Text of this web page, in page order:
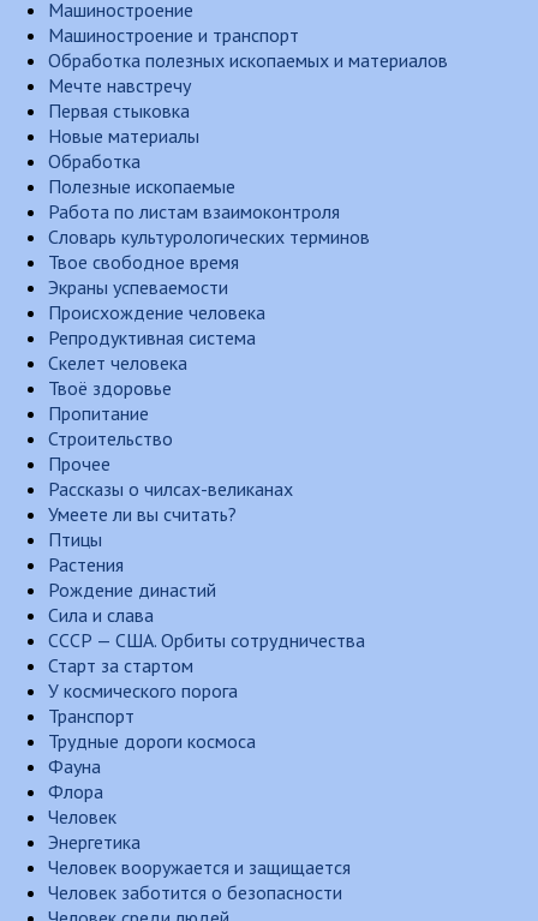
Машиностроение
Машиностроение и транспорт
Обработка полезных ископаемых и материалов
Мечте навстречу
Первая стыковка
Новые материалы
Обработка
Полезные ископаемые
Работа по листам взаимоконтроля
Словарь культурологических терминов
Твое свободное время
Экраны успеваемости
Происхождение человека
Репродуктивная система
Скелет человека
Твоё здоровье
Пропитание
Строительство
Прочее
Рассказы о чилсах-великанах
Умеете ли вы считать?
Птицы
Растения
Рождение династий
Сила и слава
СССР — США. Орбиты сотрудничества
Старт за стартом
У космического порога
Транспорт
Трудные дороги космоса
Фауна
Флора
Человек
Энергетика
Человек вооружается и защищается
Человек заботится о безопасности